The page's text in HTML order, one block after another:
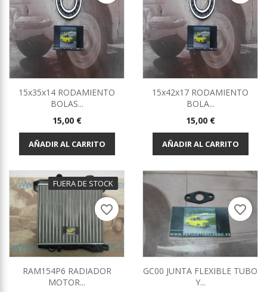
15x35x14 RODAMIENTO
BOLAS...
Precio
15,00 €
AÑADIR AL CARRITO
15x42x17 RODAMIENTO
BOLA...
Precio
15,00 €
AÑADIR AL CARRITO
FUERA DE STOCK
RAM154P6 RADIADOR
MOTOR...
favorite_border
GC00 JUNTA FLEXIBLE TUBO
Y...
favorite_border